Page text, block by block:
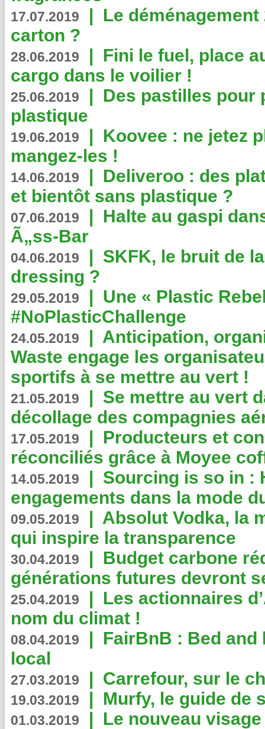
17.07.2019 | Le
carton ?
28.06.2019 | Fini le fuel, place
cargo dans le voilier !
25.06.2019 | Des pastilles pour
plastique
19.06.2019 | Koovee : ne jetez
mangez-les !
14.06.2019 | Deliveroo : des
et bientôt sans plastique ?
07.06.2019 | Halte au gaspi
Ã„ss-Bar
04.06.2019 | SKFK, le bruit de
dressing ?
29.05.2019 | Une « Plastic
#NoPlasticChallenge
24.05.2019 | Anticipation,
Waste engage les
sportifs à se mettre au vert !
21.05.2019 | Se mettre au vert
décollage des compagnies
17.05.2019 | Producteurs et
réconciliés grâce à Moyee
14.05.2019 | Sourcing is so in :
engagements dans la mode
09.05.2019 | Absolut Vodka, la
qui inspire la transparence
30.04.2019 | Budget carbone
générations futures devront
25.04.2019 | Les actionnaires
nom du climat !
08.04.2019 | FairBnB : Bed
local
27.03.2019 | Carrefour, sur le
19.03.2019 | Murfy, le guide de
01.03.2019 | Le nouveau